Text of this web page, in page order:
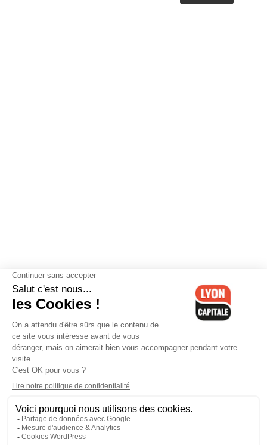
Contactez-nous-Mentions légales-CGV-Politique de
confidentialité-Gestion des cookies